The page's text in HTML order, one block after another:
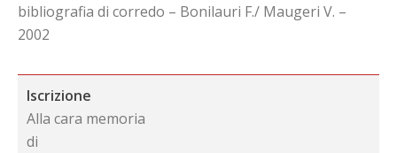
bibliografia di corredo – Bonilauri F./ Maugeri V. –
2002
Iscrizione
Alla cara memoria
di